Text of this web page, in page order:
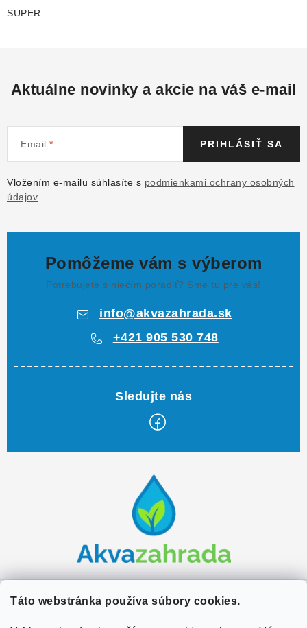
Táto webstránka používa súbory cookies.
SUPER.
Aktuálne novinky a akcie na váš e-mail
Email
Vložením e-mailu súhlasíte s podmienkami ochrany osobných
údajov
PRIHLÁSIŤ SA
Pomôžeme vám s výberom
Potrebujete s niečím poradiť? Sme tu pre vás!
info@akvazahrada.sk
+421 905 530 748
e
Zákaznícky servis